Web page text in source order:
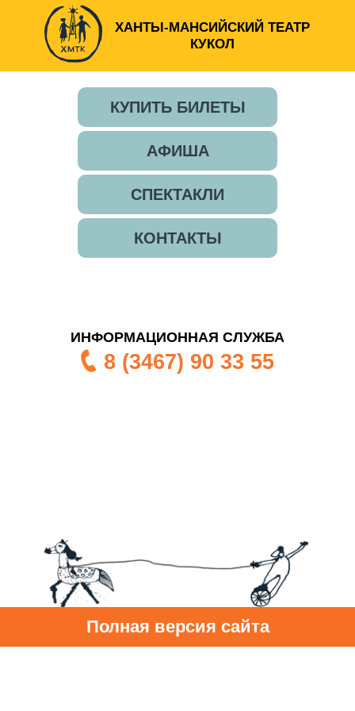
ХАНТЫ-МАНСИЙСКИЙ ТЕАТР
КУКОЛ
КУПИТЬ БИЛЕТЫ
АФИША
СПЕКТАКЛИ
КОНТАКТЫ
ИНФОРМАЦИОННАЯ СЛУЖБА
8 (3467) 90 33 55
Полная версия сайта